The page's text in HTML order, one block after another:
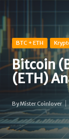
o
i
n
-
B
u
d
Posted
in
BTC + ETH
Bitcoin
(ETH)
Posted
by
ByMister Coinlover